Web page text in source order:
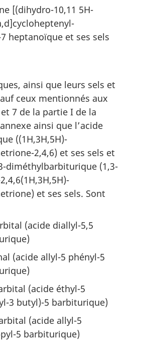
[(dihydro-10,11 5H-
heptanoïque et ses sels
ainsi que leurs sels et
ceux mentionnés aux
7 de la partie I de la
ainsi que l’acide
((1H,3H,5H)-
2,4,6) et ses sels et
diméthylbarbiturique (1,3-
et ses sels. Sont
(acide diallyl-5,5
(acide allyl-5 phényl-5
(acide éthyl-5
3 butyl)-5 barbiturique)
(acide allyl-5
5 barbiturique)